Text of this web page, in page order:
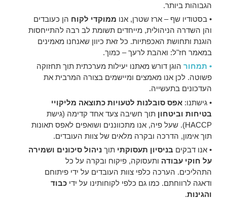
הגבוהות ביותר.
• בסטודיו שף – ארז שטרן, אנו ממוקדי לקוח הן כעובדים
והן השדרה הניהולית, מייחדים תשומת לב רבה להתייחסות
הוגנת ותחושת האכפתיות. כל זאת כיוון שאנחנו מאמינים
במאמר חז"ל: ואהבת לרעך – כמוך.
• תמחור הוגן דורש מאתנו יעילות מערכתית תוך תחזוקה
פשוטה. לכן אנו מאמצים ומיישמים בצורה המרבית את
העדכונים בתעשייה.
• גישתנו: אפס סובלנות לטעויות כתוצאה מליקויי
בטיחות וביטחון תוך חשיבה צעד אחד קדימה (גישת
HACCP). שעל פיה, אנו מתכווננים ושואפים לאפס תאונות
תוך אימון, הדרכה ובקרה מלאים של צוות העובדים.
• אנו דבקים בניסיון תעסוקתי תוך ניהול סיכונים ושמירה
על חוקי עבודה ותעסוקה, פיקוח ובקרה על כל
התהליכים. הערכה כלפי צוות העובדים על ידי פיתוחם
ודאגה לרווחתם. כמו גם כלפי לקוחותינו על ידי כבוד
והגינות.